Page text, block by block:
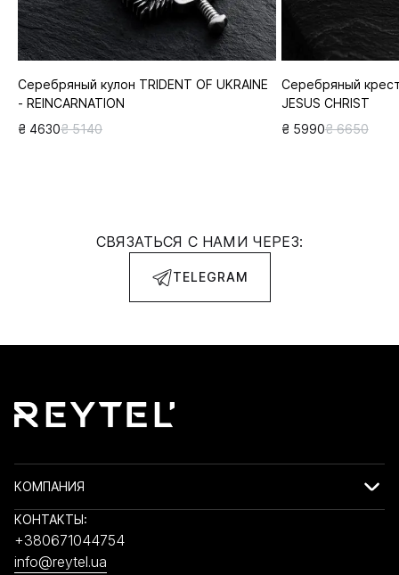
Серебряный кулон TRIDENT OF UKRAINE
- REINCARNATION
₴ 4630₴ 5140
Серебряный
JESUS CHRIST
₴ 5990₴ 6650
СВЯЗАТЬСЯ С НАМИ ЧЕРЕЗ:
TELEGRAM
КОМПАНИЯ
КОНТАКТЫ:
+380671044754
info@reytel.ua